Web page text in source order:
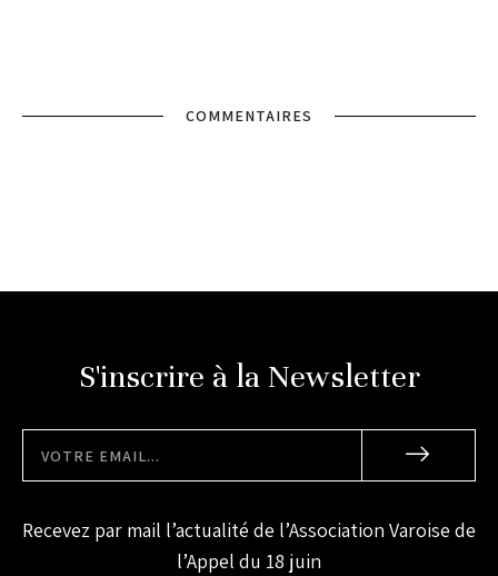
COMMENTAIRES
S'inscrire à la Newsletter
Recevez par mail l’actualité de l’Association Varoise de
l’Appel du 18 juin